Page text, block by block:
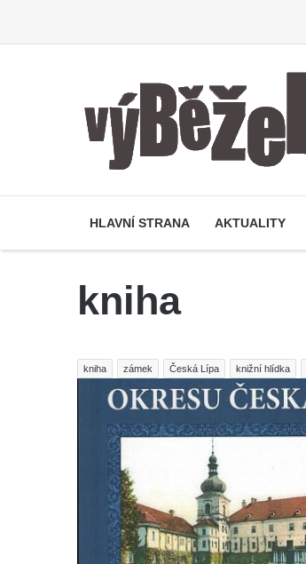
HLAVNÍ STRANA AKTUALITY
kniha
kniha zámek Česká Lípa knižní hlídka